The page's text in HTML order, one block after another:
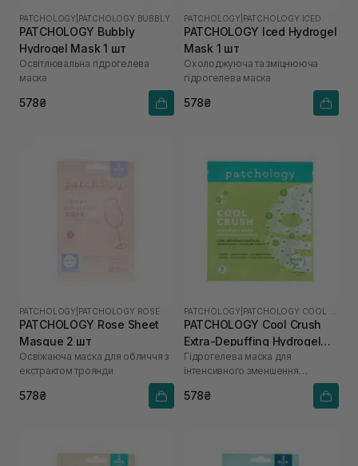
PATCHOLOGY PATCHOLOGY BUBBLY
PATCHOLOGY Bubbly
Hydrogel Mask 1 шт
Освітлювальна гідрогелева
маска
578₴
PATCHOLOGY PATCHOLOGY ICED
PATCHOLOGY Iced Hydrogel
Mask 1 шт
Охолоджуюча та зміцнююча
гідрогелева маска
578₴
PATCHOLOGY PATCHOLOGY ROSE
PATCHOLOGY Rosе Sheet
Masque 2 шт
Освіжаюча маска для обличчя з
екстрактом троянди
578₴
PATCHOLOGY
PATCHOLOGY Cool Crush
Extra-Depuffing Hydrogel
Face Mask 1 шт
Гідрогелева маска для
інтенсивного зменшення
578₴